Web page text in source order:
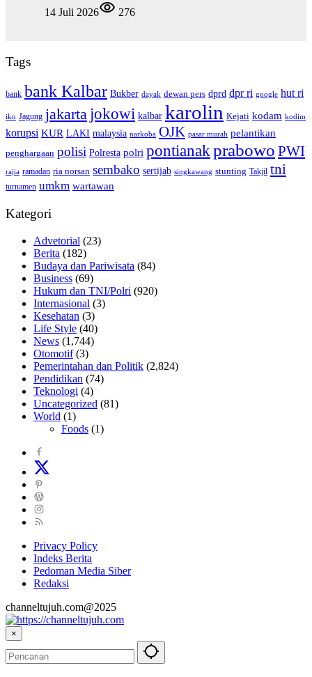
14 Juli 2026
276
Tags
bank bank Kalbar Bukber dayak dewan pers dprd dpr ri google hut ri
ikn Jagung jakarta jokowi kalbar karolin Kejati kodam kodim
korupsi KUR LAKI malaysia narkoba OJK pasar murah pelantikan
penghargaan polisi Polresta polri pontianakprabowo PWI
rajia ramadan ria norsan sembako sertijab singkawang stunting Takjil tni
turnamen umkm wartawan
Kategori
Advetorial (23)
Berita (182)
Budaya dan Pariwisata (84)
Business (69)
Hukum dan TNI/Polri (920)
Internasional (3)
Kesehatan (3)
Life Style (40)
News (1,744)
Otomotif(3)
Pemerintahan dan Politik (2,824)
Pendidikan (74)
Teknologi (4)
Uncategorized (81)
World (1)
Foods (1)
Privacy Policy
Indeks Berita
Pedoman Media Siber
Redaksi
channeltujuh.com@2025
×